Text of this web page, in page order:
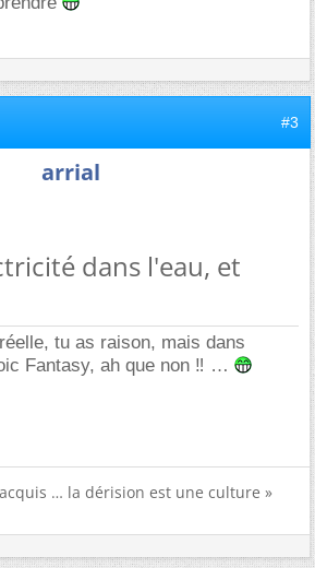
#3
arrial
dans l'eau, et
tu as raison, mais dans
Fantasy, ah que non ‼
… la dérision est une culture »